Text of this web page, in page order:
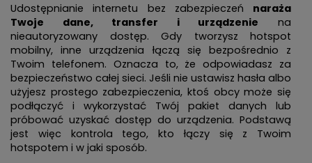
Udostępnianie internetu bez zabezpieczeń naraża
Twoje dane, transfer i urządzenie na
nieautoryzowany dostęp. Gdy tworzysz hotspot
mobilny, inne urządzenia łączą się bezpośrednio z
Twoim telefonem. Oznacza to, że odpowiadasz za
bezpieczeństwo całej sieci. Jeśli nie ustawisz hasła albo
użyjesz prostego zabezpieczenia, ktoś obcy może się
podłączyć i wykorzystać Twój pakiet danych lub
próbować uzyskać dostęp do urządzenia. Podstawą
jest więc kontrola tego, kto łączy się z Twoim
hotspotem i w jaki sposób.